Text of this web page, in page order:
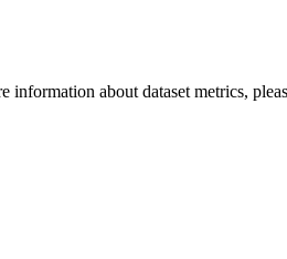
about dataset metrics,